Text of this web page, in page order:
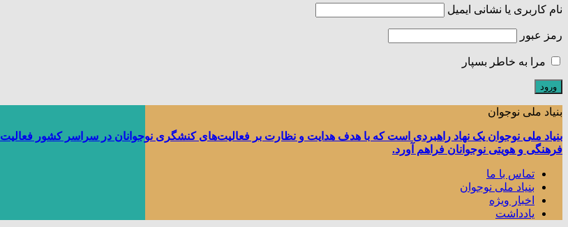
نام کاربری یا نشانی ایمیل
رمز عبور
مرا به خاطر بسپار
بنیاد ملی نوجوان
بنیاد ملی نوجوان یک نهاد راهبردی است که با هدف هدایت و نظارت بر فعالیت‌های کنشگری نوجوانان در سراسر کشور
فرهنگی و هویتی نوجوانان فراهم آورد.
تماس با ما
بنیاد ملی نوجوان
اخبار ویژه
یادداشت